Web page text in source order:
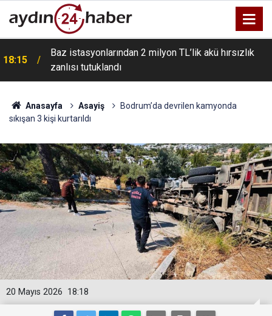
18:15
Baz istasyonlarından 2 milyon TL’lik akü hırsızlık
zanlısı tutuklandı
Anasayfa Asayiş
Bodrum’da devrilen kamyonda
sıkışan 3 kişi kurtarıldı
18:18
20 Mayıs 2026